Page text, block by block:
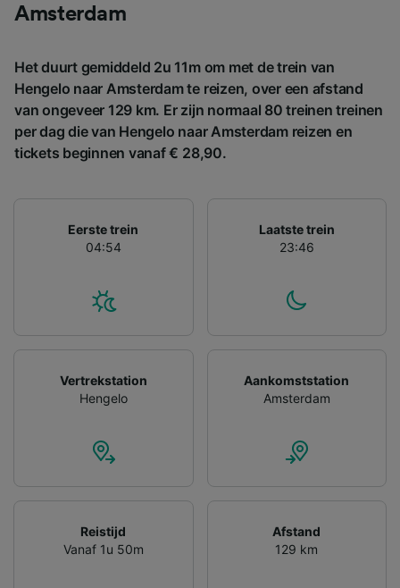
Amsterdam
Het duurt gemiddeld 2u 11m om met de trein van
Hengelo naar Amsterdam te reizen, over een afstand
van ongeveer 129 km. Er zijn normaal 80 treinen treinen
per dag die van Hengelo naar Amsterdam reizen en
tickets beginnen vanaf € 28,90.
Eerste trein
04:54
Laatste trein
23:46
Vertrekstation
Hengelo
Aankomststation
Amsterdam
Reistijd
Vanaf 1u 50m
Afstand
129 km
gevraagd om je niet te volgen.
voor de volgende doeleinden:
Precieze geolocatiegegevens gebruiken. De
apparaatkenmerken actief scannen ter
identificatie. Informatie op een apparaat
opslaan en/of openen. Gepersonaliseerde
advertenties en content, advertentie- en
Partnerlijst (derden)